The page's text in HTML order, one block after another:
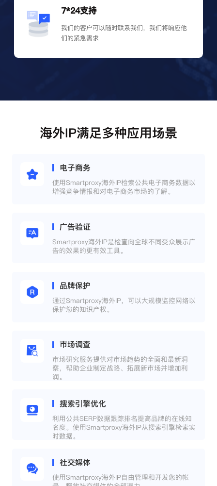
7*24支持
我们的客户可以随时联系我们，我们将响应他
们的紧急需求
海外IP满足多种应用场景
电子商务
使用Smartproxy海外IP检索公共电子商务数据以
增强竞争情报和对电子商务市场的了解。
广告验证
Smartproxy海外IP是检查向全球不同受众展示广
告的效果的更有效工具。
品牌保护
通过Smartproxy海外IP，可以大规模监控网络以
保护您的知识产权。
市场调查
市场研究服务提供对市场趋势的全面和最新洞
察，帮助企业制定战略、拓展新市场并增加利
润。
搜索引擎优化
利用公共SERP数据跟踪排名提高品牌的在线知
名度。使用Smartproxy海外IP从搜索引擎检索实
时数据。
社交媒体
使用Smartproxy海外IP自由管理和开发您的帐